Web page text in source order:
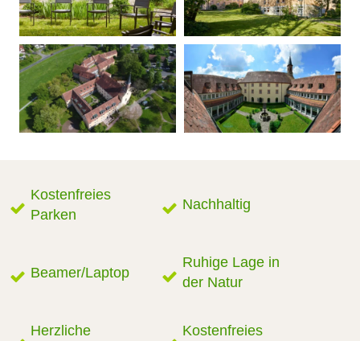
Kostenfreies
Parken
Nachhaltig
Beamer/Laptop
Ruhige Lage in
der Natur
Herzliche
Kostenfreies